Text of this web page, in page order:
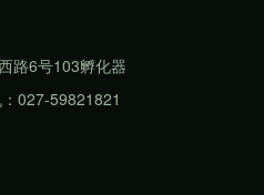
路6号103孵化器
027-59821821